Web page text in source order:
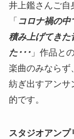
井上鑑さんご自
「 コロナ禍の中
積み上げてきた
た･･･」作品との
楽曲のみならず
紡ぎ出すアンサ
的です。
スタジオアンプ